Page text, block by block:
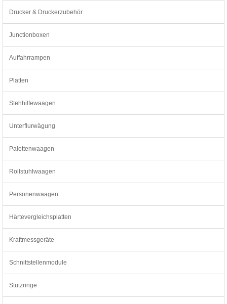
Drucker & Druckerzubehör
Junctionboxen
Auffahrrampen
Platten
Stehhilfewaagen
Unterflurwägung
Palettenwaagen
Rollstuhlwaagen
Personenwaagen
Härtevergleichsplatten
Kraftmessgeräte
Schnittstellenmodule
Stützringe